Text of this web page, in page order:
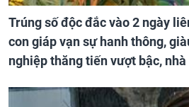
Trúng số độc đắc vào 2 ngày
con giáp vạn sự hanh thông,
nghiệp thăng tiến vượt bậc,